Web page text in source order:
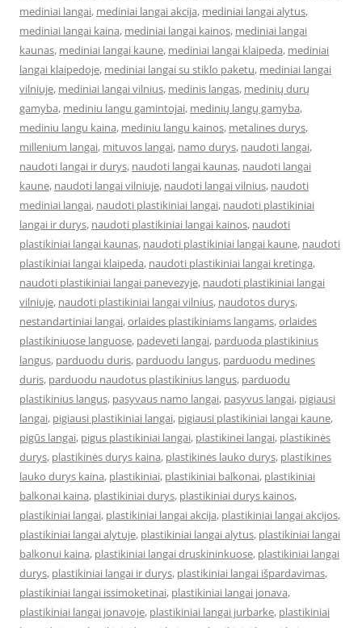
mediniai langai, mediniai langai akcija, mediniai langai alytus,
mediniai langai kaina, mediniai langai kainos, mediniai langai
kaunas, mediniai langai kaune, mediniai langai klaipeda, mediniai
langai klaipedoje, mediniai langai su stiklo paketu, mediniai langai
vilniuje, mediniai langai vilnius, medinis langas, medinių durų
gamyba, mediniu langu gamintojai, medinių langų gamyba,
mediniu langu kaina, mediniu langu kainos, metalines durys,
millenium langai, mituvos langai, namo durys, naudoti langai,
naudoti langai ir durys, naudoti langai kaunas, naudoti langai
kaune, naudoti langai vilniuje, naudoti langai vilnius, naudoti
mediniai langai, naudoti plastikiniai langai, naudoti plastikiniai
langai ir durys, naudoti plastikiniai langai kainos, naudoti
plastikiniai langai kaunas, naudoti plastikiniai langai kaune, naudoti
plastikiniai langai klaipeda, naudoti plastikiniai langai kretinga,
naudoti plastikiniai langai panevezyje, naudoti plastikiniai langai
vilniuje, naudoti plastikiniai langai vilnius, naudotos durys,
nestandartiniai langai,orlaides plastikiniams langams,orlaides
plastikiniuose languose, padeveti langai, parduoda plastikinius
langus, parduodu duris, parduodu langus, parduodu medines
duris, parduodu naudotus plastikinius langus, parduodu
plastikinius langus, pasyvaus namo langai, pasyvus langai, pigiausi
langai, pigiausi plastikiniai langai, pigiausi plastikiniai langai kaune,
pigūs langai, pigus plastikiniai langai, plastikinei langai, plastikinės
durys, plastikinės durys kaina, plastikinės lauko durys, plastikines
lauko durys kaina, plastikiniai, plastikiniai balkonai, plastikiniai
balkonai kaina, plastikiniai durys, plastikiniai durys kainos,
plastikiniai langai, plastikiniai langai akcija, plastikiniai langai akcijos,
plastikiniai langai alytuje, plastikiniai langai alytus, plastikiniai langai
balkonui kaina, plastikiniai langai druskininkuose, plastikiniai langai
durys, plastikiniai langai ir durys, plastikiniai langai išpardavimas,
plastikiniai langai issimoketinai, plastikiniai langai jonava,
plastikiniai langai jonavoje, plastikiniai langai jurbarke, plastikiniai